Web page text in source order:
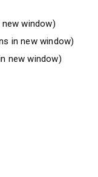
window)
in new window)
new window)